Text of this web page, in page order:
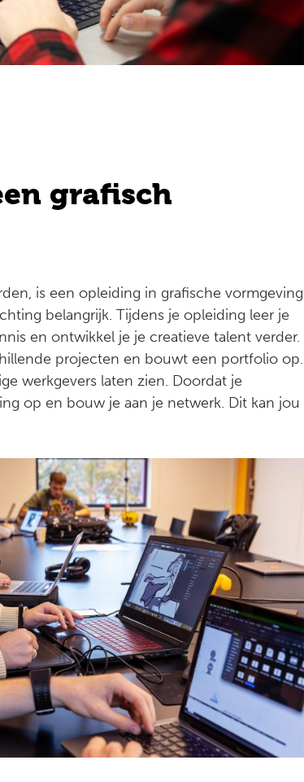
grafisch
is een opleiding in grafische vormgeving
belangrijk. Tijdens je opleiding leer je
en ontwikkel je je creatieve talent verder.
projecten en bouwt een portfolio op.
werkgevers laten zien. Doordat je
op en bouw je aan je netwerk. Dit kan jou